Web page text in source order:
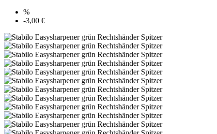
%
-3,00 €